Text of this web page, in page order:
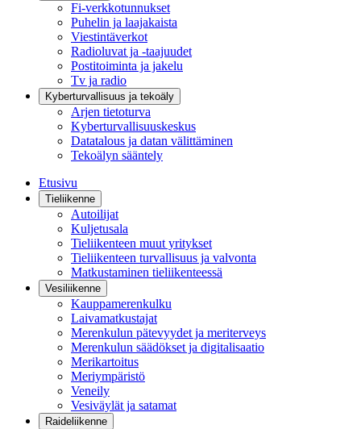
Fi-verkkotunnukset
Puhelin ja laajakaista
Viestintäverkot
Radioluvat ja -taajuudet
Postitoiminta ja jakelu
Tv ja radio
Kyberturvallisuus ja tekoäly
Arjen tietoturva
Kyberturvallisuuskeskus
Datatalous ja datan välittäminen
Tekoälyn sääntely
Etusivu
Tieliikenne
Autoilijat
Kuljetusala
Tieliikenteen muut yritykset
Tieliikenteen turvallisuus ja valvonta
Matkustaminen tieliikenteessä
Vesiliikenne
Kauppamerenkulku
Laivamatkustajat
Merenkulun pätevyydet ja meriterveys
Merenkulun säädökset ja digitalisaatio
Merikartoitus
Meriympäristö
Veneily
Vesiväylät ja satamat
Raideliikenne